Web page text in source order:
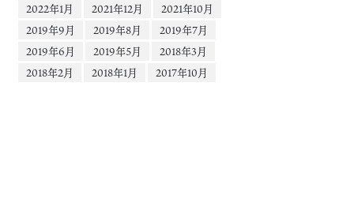
2022年1月
2021年12月
2021年10月
2019年9月
2019年8月
2019年7月
2019年6月
2019年5月
2018年3月
2018年2月
2018年1月 2017年10月